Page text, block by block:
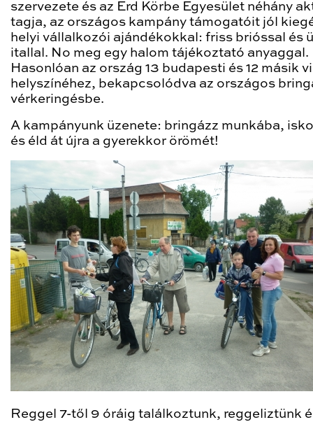
szervezete és az Érd Körbe Egyesület néhány
tagja, az országos kampány támogatóit jól
helyi vállalkozói ajándékokkal: friss brióssal és
itallal. No meg egy halom tájékoztató anyaggal.
Hasonlóan az ország 13 budapesti és 12 másik
helyszínéhez, bekapcsolódva az országos
vérkeringésbe.
A kampányunk üzenete: bringázz munkába,
és éld át újra a gyerekkor örömét!
Reggel 7-től 9 óráig találkoztunk, reggeliztünk